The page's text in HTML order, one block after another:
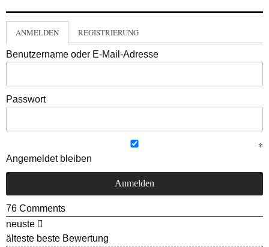
ANMELDEN REGISTRIERUNG
Benutzername oder E-Mail-Adresse
Passwort
Angemeldet bleiben
76 Comments
neuste
älteste beste Bewertung